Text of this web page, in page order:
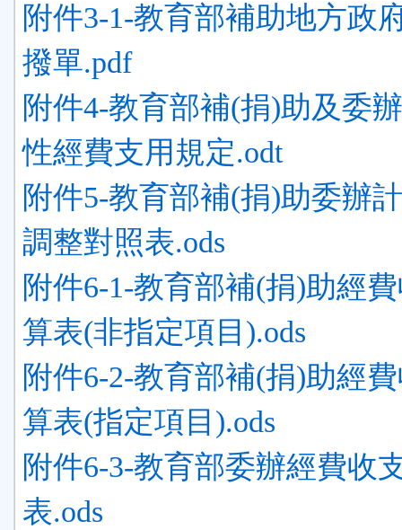
附件3-1-教育部補助地方政
撥單.pdf
附件4-教育部補(捐)助及委
性經費支用規定.odt
附件5-教育部補(捐)助委辦
調整對照表.ods
附件6-1-教育部補(捐)助經
算表(非指定項目).ods
附件6-2-教育部補(捐)助經
算表(指定項目).ods
附件6-3-教育部委辦經費收
表.ods